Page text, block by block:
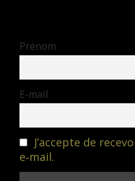
Prénom
E-mail
J’accepte de
e‑mail.